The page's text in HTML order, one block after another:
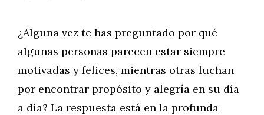
¿Alguna vez te has preguntado por qué
algunas personas parecen estar siempre
motivadas y felices, mientras otras luchan
por encontrar propósito y alegría en su día
a día? La respuesta está en la profunda